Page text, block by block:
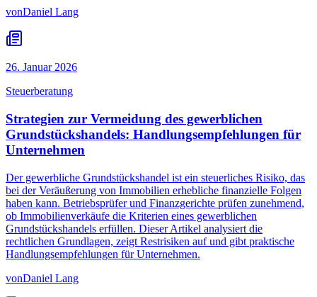
vonDaniel Lang
26. Januar 2026
Steuerberatung
Strategien zur Vermeidung des gewerblichen
Grundstückshandels: Handlungsempfehlungen für
Unternehmen
Der gewerbliche Grundstückshandel ist ein steuerliches Risiko, das
bei der Veräußerung von Immobilien erhebliche finanzielle Folgen
haben kann. Betriebsprüfer und Finanzgerichte prüfen zunehmend,
ob Immobilienverkäufe die Kriterien eines gewerblichen
Grundstückshandels erfüllen. Dieser Artikel analysiert die
rechtlichen Grundlagen, zeigt Restrisiken auf und gibt praktische
Handlungsempfehlungen für Unternehmen.
vonDaniel Lang